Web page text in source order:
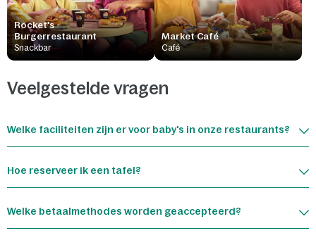
Rocket's -
Burgerrestaurant
Snackbar
Market Café
Café
Veelgestelde vragen
Welke faciliteiten zijn er voor baby's in onze restaurants?
Hoe reserveer ik een tafel?
Welke betaalmethodes worden geaccepteerd?